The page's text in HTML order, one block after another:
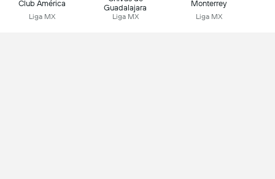
Club América
Liga MX
Guadalajara
Liga MX
Monterrey
Liga MX